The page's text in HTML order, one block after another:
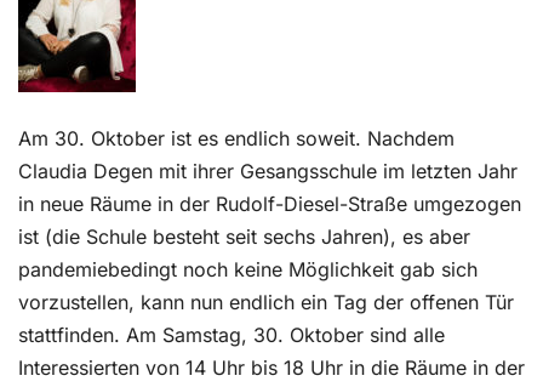
Am 30. Oktober ist es endlich soweit. Nachdem
Claudia Degen mit ihrer Gesangsschule im letzten Jahr
in neue Räume in der Rudolf-Diesel-Straße umgezogen
ist (die Schule besteht seit sechs Jahren), es aber
pandemiebedingt noch keine Möglichkeit gab sich
vorzustellen, kann nun endlich ein Tag der offenen Tür
stattfinden. Am Samstag, 30. Oktober sind alle
Interessierten von 14 Uhr bis 18 Uhr in die Räume in der